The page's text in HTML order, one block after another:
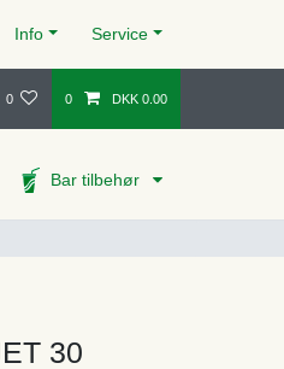
Info Service
0 0 DKK 0.00
Bar tilbehør
30